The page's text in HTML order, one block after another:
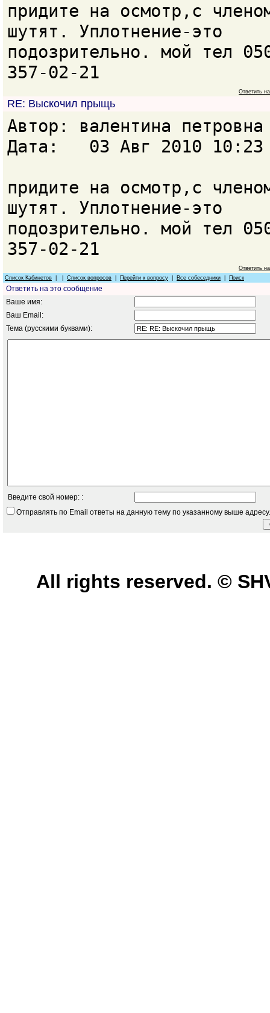
придите на осмотр,с
шутят. Уплотнение-это
подозрительно. мой тел
357-02-21
Ответить
RE: Выскочил прыщь
Автор: валентина
Дата: 03 Авг 2010 10:23
придите на осмотр,с
шутят. Уплотнение-это
подозрительно. мой тел
357-02-21
Ответить
Список Кабинетов
Список вопросов Перейти к вопросу Все собеседники Поиск
Ответить на это сообщение
Ваше имя:
Ваш Email:
Тема (русскими буквами):
Введите свой номер: :
Отправлять по Email ответы на данную тему по указанному выше адресу.
All rights reserved. ©